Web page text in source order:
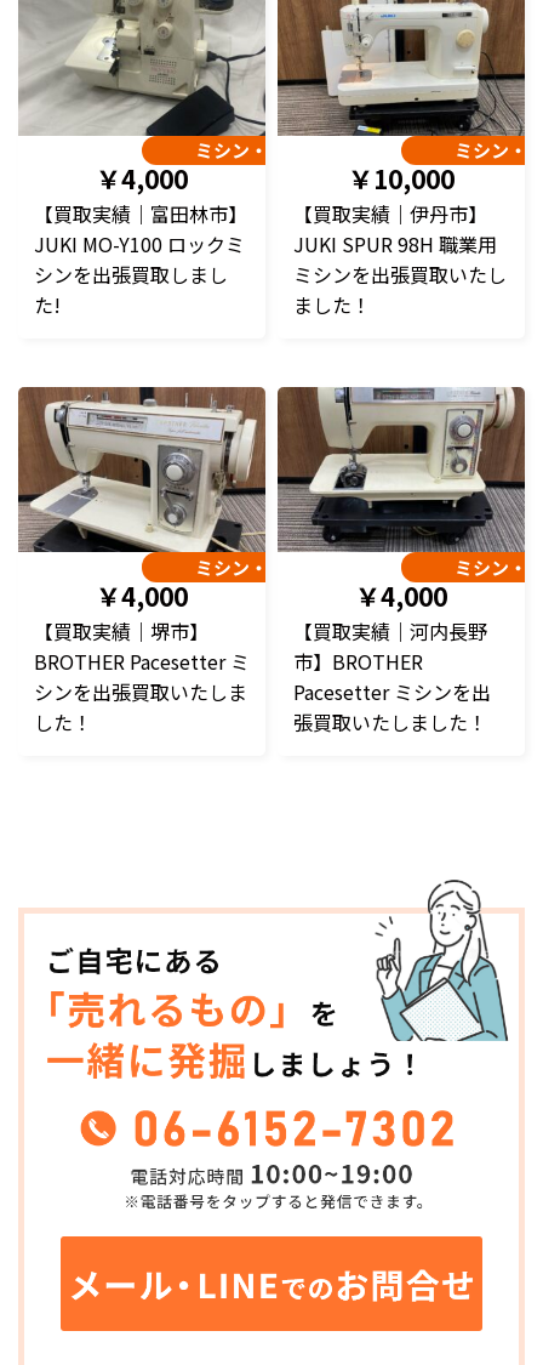
ミシン・編み機
￥4,000
【買取実績｜富田林市】
JUKI MO-Y100 ロックミ
シンを出張買取しまし
た!
ミシン・
￥10,000
【買取実績｜伊丹市】
JUKI SPUR 98H 職業用
ミシンを出張買取いたし
ました！
ミシン・編み機
￥4,000
【買取実績｜堺市】
BROTHER Pacesetter ミ
シンを出張買取いたしま
した！
ミシン・
￥4,000
【買取実績｜河内長野
市】BROTHER
Pacesetter ミシンを出
張買取いたしました！